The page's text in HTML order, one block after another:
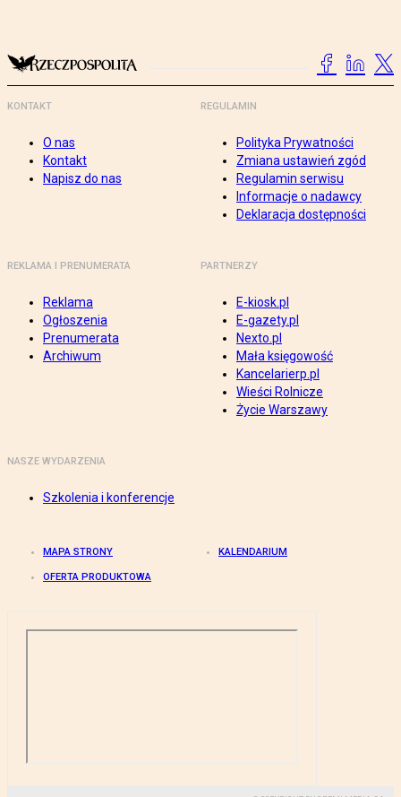
KONTAKT
O nas
Kontakt
Napisz do nas
REGULAMIN
Polityka Prywatności
Zmiana ustawień zgód
Regulamin serwisu
Informacje o nadawcy
Deklaracja dostępności
REKLAMA I PRENUMERATA
Reklama
Ogłoszenia
Prenumerata
Archiwum
PARTNERZY
E-kiosk.pl
E-gazety.pl
Nexto.pl
Mała księgowość
Kancelarierp.pl
Wieści Rolnicze
Życie Warszawy
NASZE WYDARZENIA
Szkolenia i konferencje
MAPA STRONY KALENDARIUM
OFERTA PRODUKTOWA